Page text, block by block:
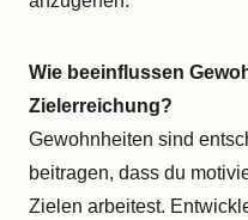
Wie beeinflussen
Zielerreichung?
Gewohnheiten sind
beitragen, dass du
Zielen arbeitest.